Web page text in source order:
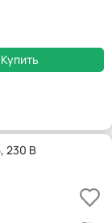
Купить
230 В